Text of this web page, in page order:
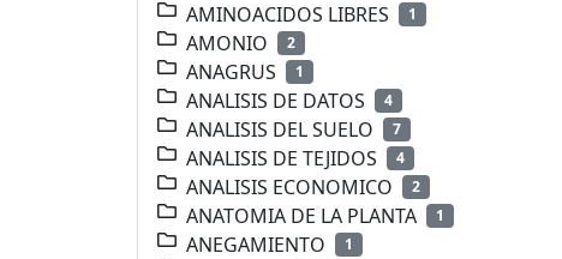
AMINOACIDOS LIBRES 1
AMONIO 2
ANAGRUS 1
ANALISIS DE DATOS 4
ANALISIS DEL SUELO 7
ANALISIS DE TEJIDOS 4
ANALISIS ECONOMICO 2
ANATOMIA DE LA PLANTA 1
ANEGAMIENTO 1